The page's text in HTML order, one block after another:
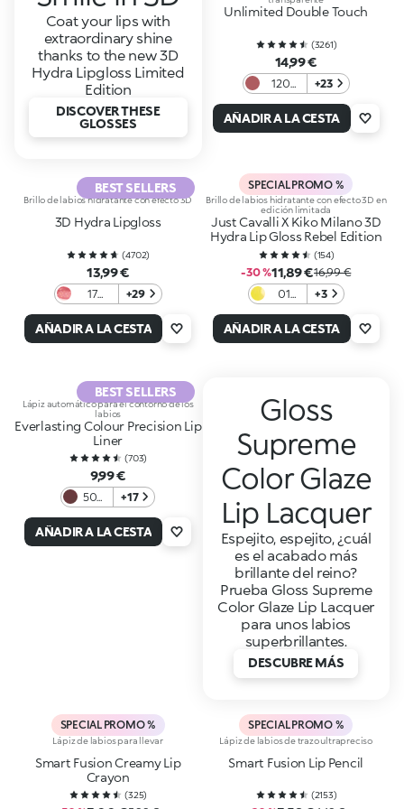
Coat your lips with
extraordinary shine
thanks to the new 3D
Hydra Lipgloss Limited
Edition
DISCOVER THESE
GLOSSES
Unlimited Double Touch
(3261)
14,99 €
120
Rosy
Mauve
+23
AÑADIR A LA CESTA
BEST SELLERS
Brillo de labios hidratante con efecto 3D
3D Hydra Lipgloss
(4702)
13,99 €
17
Pearly
Mauve
+29
AÑADIR A LA CESTA
SPECIAL PROMO %
Brillo de labios hidratante con efecto 3D en
edición limitada
Just Cavalli X Kiko Milano 3D
Hydra Lip Gloss Rebel Edition
(154)
-30 %11,89 €16,99 €
01
Citrus
Flame
+3
AÑADIR A LA CESTA
BEST SELLERS
Lápiz automático para el contorno de los
labios
Everlasting Colour Precision Lip
Liner
(703)
9,99 €
508
+17
AÑADIR A LA CESTA
Gloss
Supreme
Color Glaze
Lip Lacquer
Espejito, espejito, ¿cuál
es el acabado más
brillante del reino?
Prueba Gloss Supreme
Color Glaze Lip Lacquer
para unos labios
superbrillantes.
DESCUBRE MÁS
SPECIAL PROMO %
Lápiz de labios para llevar
Smart Fusion Creamy Lip
Crayon
(325)
SPECIAL PROMO %
Lápiz de labios de trazo ultrapreciso
Smart Fusion Lip Pencil
(2153)